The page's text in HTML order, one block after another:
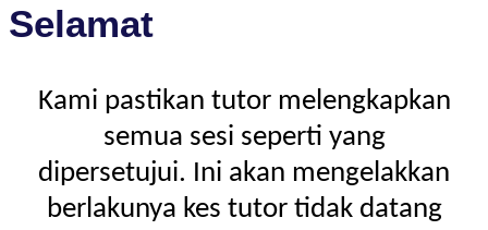
Selamat
Kami pastikan tutor melengkapkan
semua sesi seperti yang
dipersetujui. Ini akan mengelakkan
berlakunya kes tutor tidak datang